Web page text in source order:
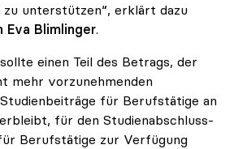
zu unterstützen“, erklärt dazu
Eva Blimlinger.
einen Teil des Betrags, der
mehr vorzunehmenden
für Berufstätige an
für den Studienabschluss-
Berufstätige zur Verfügung